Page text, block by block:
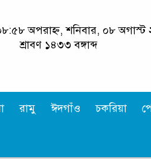
অপরাহ্ন, শনিবার, ০৮ অগাস্ট
শ্রাবণ ১৪৩৩ বঙ্গাব্দ
রামু ঈদগাঁও চকরিয়া